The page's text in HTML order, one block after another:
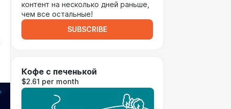
контент на несколько дней раньше,
чем все остальные!
SUBSCRIBE
Кофе с печенькой
$2.61 per month